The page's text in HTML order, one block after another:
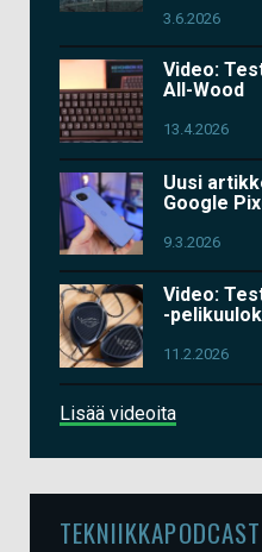
3.6.2026
Video:
All-Wood
13.4.2026
Uusi
Google
9.3.2026
Video:
-
11.2.2026
Lisää videoita
TEKNIIKKAPODCAST